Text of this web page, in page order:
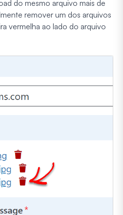
do mesmo arquivo mais de
remover um dos arquivos
vermelha ao lado do arquivo